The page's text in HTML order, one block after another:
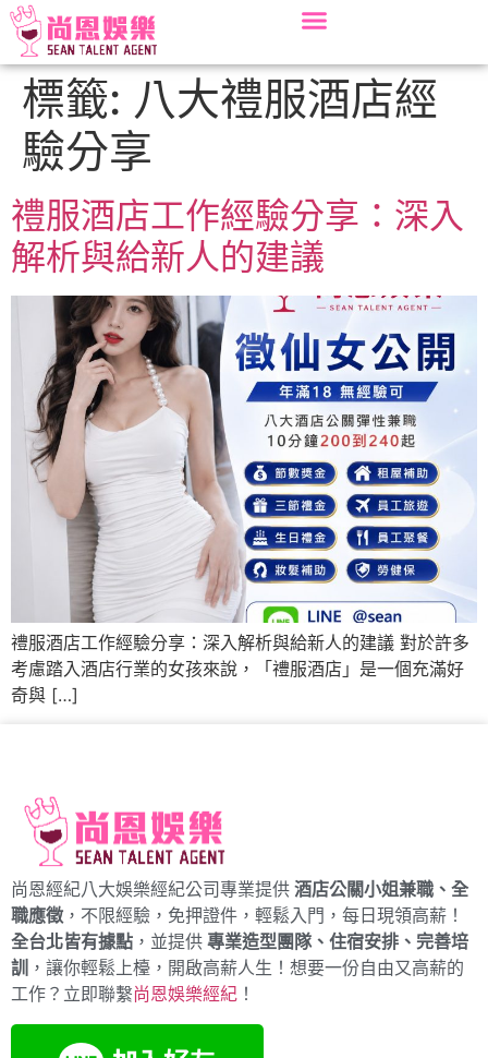
標籤: 八大禮服酒店經
驗分享
禮服酒店工作經驗分享：深入
解析與給新人的建議
禮服酒店工作經驗分享：深入解析與給新人的建議 對於許多
考慮踏入酒店行業的女孩來說，「禮服酒店」是一個充滿好
奇與 […]
尚恩經紀八大娛樂經紀公司專業提供 酒店公關小姐兼職、全
職應徵 ，不限經驗，免押證件，輕鬆入門，每日現領高薪！
全台北皆有據點 ，並提供 專業造型團隊、住宿安排、完善培
訓
，讓你輕鬆上檯，開啟高薪人生！想要一份自由又高薪的
工作？立即聯繫尚恩娛樂經紀 ！